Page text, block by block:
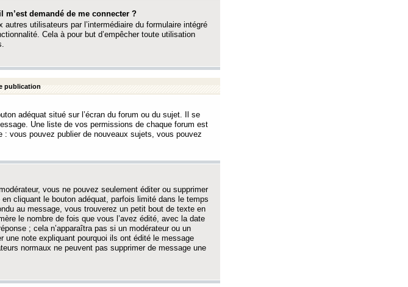
demandé de me connecter ?
utilisateurs par l’intermédiaire du formulaire intégré
Cela à pour but d’empêcher toute utilisation
publication
adéquat situé sur l’écran du forum ou du sujet. Il se
Une liste de vos permissions de chaque forum est
: vous pouvez publier de nouveaux sujets, vous pouvez
vous ne pouvez seulement éditer ou supprimer
cliquant le bouton adéquat, parfois limité dans le temps
au message, vous trouverez un petit bout de texte en
le nombre de fois que vous l’avez édité, avec la date
; cela n’apparaîtra pas si un modérateur ou un
une note expliquant pourquoi ils ont édité le message
normaux ne peuvent pas supprimer de message une